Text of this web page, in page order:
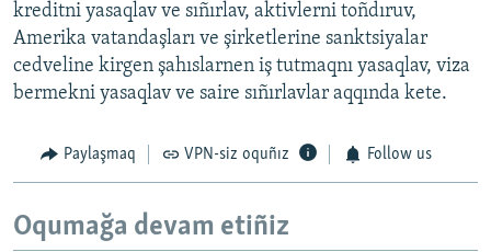
kreditni yasaqlav ve sıñırlav, aktivlerni toñdıruv,
Amerika vatandaşları ve şirketlerine sanktsiyalar
cedveline kirgen şahıslarnen iş tutmaqnı yasaqlav, viza
bermekni yasaqlav ve saire sıñırlavlar aqqında kete.
Paylaşmaq VPN-siz oquñız Follow us
Oqumağa devam etiñiz